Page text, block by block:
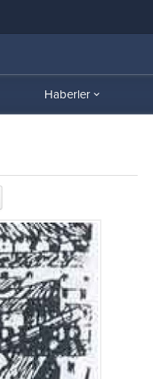
Haberler